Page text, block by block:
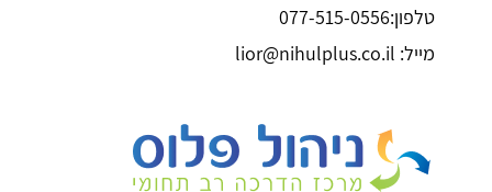
טלפון:077-515-0556
מייל: lior@nihulplus.co.il